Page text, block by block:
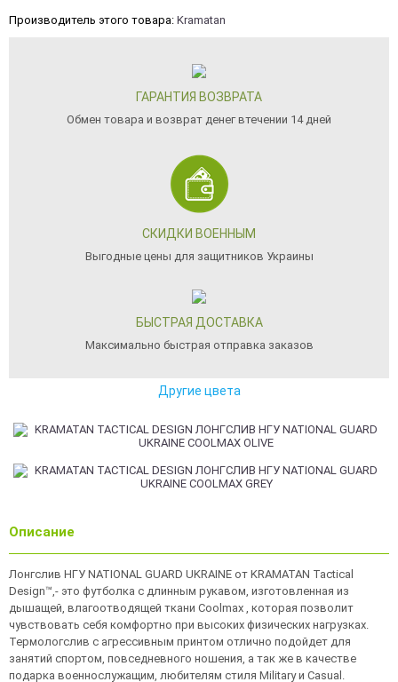
Производитель этого товара: Kramatan
ГАРАНТИЯ ВОЗВРАТА
Обмен товара и возврат денег втечении 14 дней
СКИДКИ ВОЕННЫМ
Выгодные цены для защитников Украины
БЫСТРАЯ ДОСТАВКА
Максимально быстрая отправка заказов
Другие цвета
Описание
Лонгслив НГУ NATIONAL GUARD UKRAINE от KRAMATAN Tactical
Design™,- это футболка с длинным рукавом, изготовленная из
дышащей, влагоотводящей ткани Coolmax , которая позволит
чувствовать себя комфортно при высоких физических нагрузках.
Термологслив с агрессивным принтом отлично подойдет для
занятий спортом, повседневного ношения, а так же в качестве
подарка военнослужащим, любителям стиля Military и Casual.